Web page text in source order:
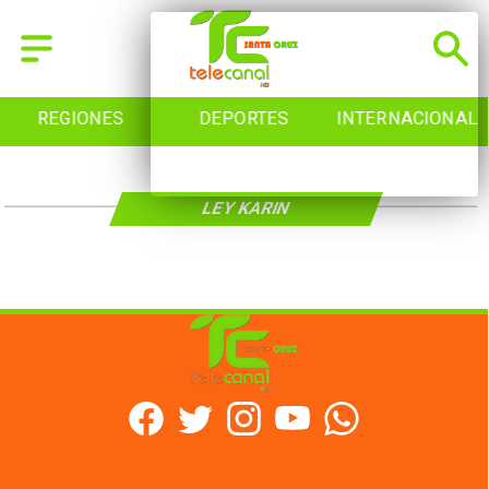
REGIONES DEPORTES INTERNACIONAL
LEY KARIN